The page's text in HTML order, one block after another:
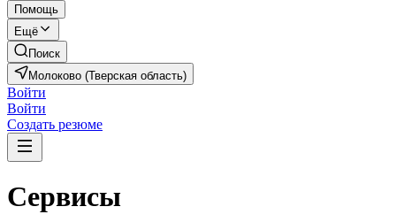
Помощь
Ещё
Поиск
Молоково (Тверская область)
Войти
Войти
Создать резюме
Сервисы